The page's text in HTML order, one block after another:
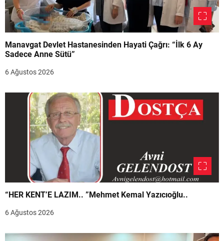
Manavgat Devlet Hastanesinden Hayati Çağrı: “İlk 6 Ay
Sadece Anne Sütü”
6 Ağustos 2026
“HER KENT’E LAZIM.. ”Mehmet Kemal Yazıcıoğlu..
6 Ağustos 2026